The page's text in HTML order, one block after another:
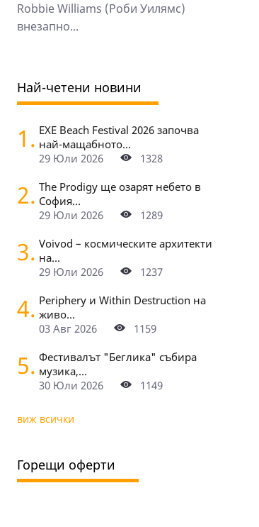
Robbie Williams (Роби Уилямс)
внезапно...
Най-четени новини
1. EXE Beach Festival 2026 започва
най-мащабното...
29 Юли 2026
1328
2. The Prodigy ще озарят небето в
София...
29 Юли 2026
1289
3. Voivod – космическите архитекти
на...
29 Юли 2026
1237
4. Periphery и Within Destruction на
живо...
03 Авг 2026
1159
5. Фестивалът "Беглика" събира
музика,...
30 Юли 2026
1149
виж всички
Горещи оферти